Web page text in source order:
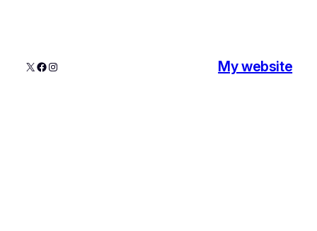
My website إنستجرام
فيسبوك
إكس